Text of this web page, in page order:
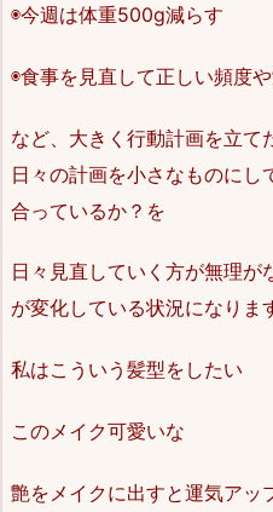
◉今週は体重500g減らす
◉食事を見直して正しい頻度
など、大きく行動計画を立て
日々の計画を小さなものにし
合っているか？を
日々見直していく方が無理
が変化している状況になりま
私はこういう髪型をしたい
このメイク可愛いな
艶をメイクに出すと運気アッ